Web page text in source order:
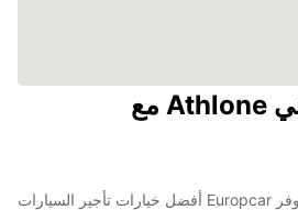
تأجير السيارات في Athlone مع
مرحبًا بكم في أثلون، حيث توفر Europcar أفضل خيارات تأجير السيارات